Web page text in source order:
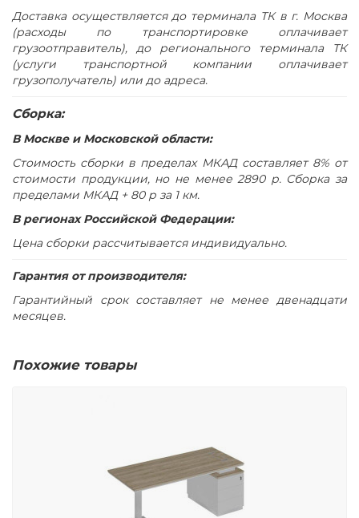
Доставка осуществляется до терминала ТК в г. Москва
(расходы по транспортировке оплачивает
грузоотправитель), до регионального терминала ТК
(услуги транспортной компании оплачивает
грузополучатель) или до адреса.
Сборка:
В Москве и Московской области:
Стоимость сборки в пределах МКАД составляет 8% от
стоимости продукции, но не менее 2890 р. Сборка за
пределами МКАД + 80 р за 1 км.
В регионах Российской Федерации:
Цена сборки рассчитывается индивидуально.
Гарантия от производителя:
Гарантийный срок составляет не менее двенадцати
месяцев.
Похожие товары